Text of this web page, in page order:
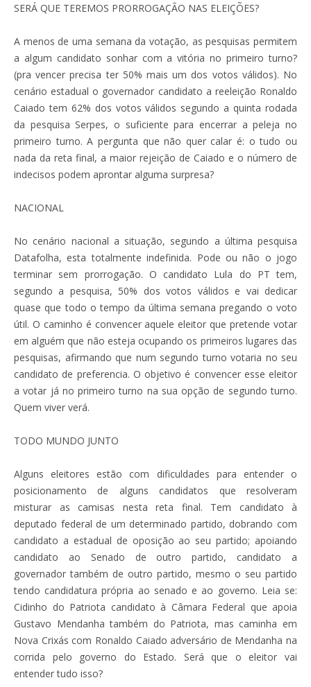
SERÁ QUE TEREMOS PRORROGAÇÃO NAS ELEIÇÕES?
A menos de uma semana da votação, as pesquisas permitem
a algum candidato sonhar com a vitória no primeiro turno?
(pra vencer precisa ter 50% mais um dos votos válidos). No
cenário estadual o governador candidato a reeleição Ronaldo
Caiado tem 62% dos votos válidos segundo a quinta rodada
da pesquisa Serpes, o suficiente para encerrar a peleja no
primeiro turno. A pergunta que não quer calar é: o tudo ou
nada da reta final, a maior rejeição de Caiado e o número de
indecisos podem aprontar alguma surpresa?
NACIONAL
No cenário nacional a situação, segundo a última pesquisa
Datafolha, esta totalmente indefinida. Pode ou não o jogo
terminar sem prorrogação. O candidato Lula do PT tem,
segundo a pesquisa, 50% dos votos válidos e vai dedicar
quase que todo o tempo da última semana pregando o voto
útil. O caminho é convencer aquele eleitor que pretende votar
em alguém que não esteja ocupando os primeiros lugares das
pesquisas, afirmando que num segundo turno votaria no seu
candidato de preferencia. O objetivo é convencer esse eleitor
a votar já no primeiro turno na sua opção de segundo turno.
Quem viver verá.
TODO MUNDO JUNTO
Alguns eleitores estão com dificuldades para entender o
posicionamento de alguns candidatos que resolveram
misturar as camisas nesta reta final. Tem candidato à
deputado federal de um determinado partido, dobrando com
candidato a estadual de oposição ao seu partido; apoiando
candidato ao Senado de outro partido, candidato a
governador também de outro partido, mesmo o seu partido
tendo candidatura própria ao senado e ao governo. Leia se:
Cidinho do Patriota candidato à Câmara Federal que apoia
Gustavo Mendanha também do Patriota, mas caminha em
Nova Crixás com Ronaldo Caiado adversário de Mendanha na
corrida pelo governo do Estado. Será que o eleitor vai
entender tudo isso?